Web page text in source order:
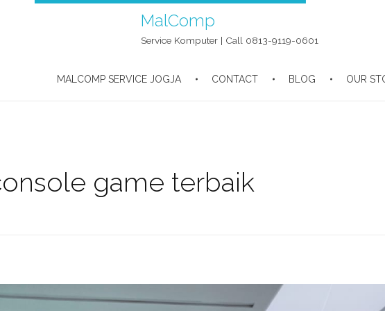
MalComp
Service Komputer | Call 0813-9119-0601
MALCOMP SERVICE JOGJA CONTACT BLOG OUR
game terbaik